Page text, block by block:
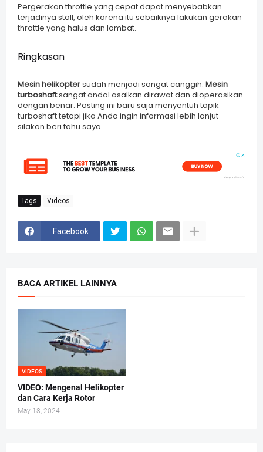
Pergerakan throttle yang cepat dapat menyebabkan
terjadinya stall, oleh karena itu sebaiknya lakukan gerakan
throttle yang halus dan lambat.
Ringkasan
Mesin helikoptersudah menjadi sangat canggih. Mesin
turboshaftsangat andal asalkan dirawat dan dioperasikan
dengan benar. Posting ini baru saja menyentuh topik
turboshaft tetapi jika Anda ingin informasi lebih lanjut
silakan beri tahu saya.
Tags Videos
Facebook
BACA ARTIKEL LAINNYA
VIDEOS
VIDEO: Mengenal Helikopter
dan Cara Kerja Rotor
May 18, 2024